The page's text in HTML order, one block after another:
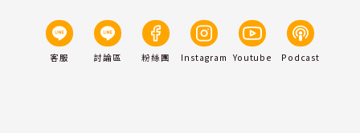
客服 討論區 粉絲團 Instagram Youtube Podcast